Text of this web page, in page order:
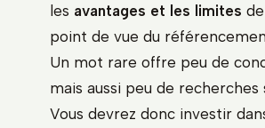
les avantages et les limites
point de vue du
Un mot rare offre peu de
mais aussi peu de recherches
Vous devrez donc investir